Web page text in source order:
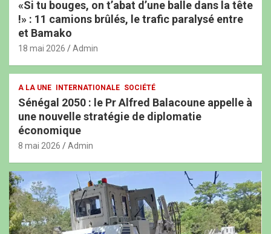
«Si tu bouges, on t’abat d’une balle dans la tête
!» : 11 camions brûlés, le trafic paralysé entre
et Bamako
18 mai 2026 Admin
A LA UNE INTERNATIONALE SOCIÉTÉ
Sénégal 2050 : le Pr Alfred Balacoune appelle à
une nouvelle stratégie de diplomatie
économique
8 mai 2026 Admin